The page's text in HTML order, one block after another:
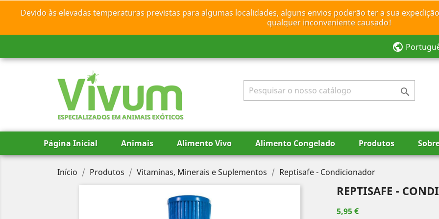
Devido às elevadas temperaturas previstas para algumas localidades, alguns envios poderão ter a sua
qualquer inconveniente causado!
public
ESPECIALIZADOS EM ANIMAIS EXÓTICOS

Página Inicial Animais Alimento Vivo Alimento Congelado Produtos
Início Produtos Vitaminas, Minerais e Suplementos Reptisafe - Condicionador
REPTISAFE -
5,95 €